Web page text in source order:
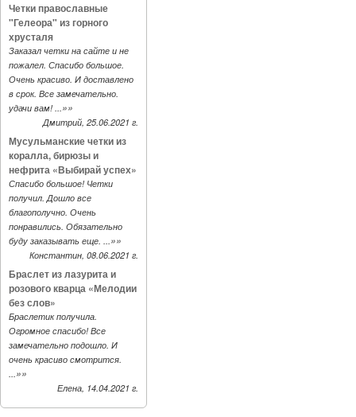
Четки православные
"Гелеора" из горного
хрусталя
Заказал четки на сайте и не
пожалел. Спасибо большое.
Очень красиво. И доставлено
в срок. Все замечательно.
удачи вам! ...»»
Дмитрий, 25.06.2021 г.
Мусульманские четки из
коралла, бирюзы и
нефрита «Выбирай успех»
Спасибо большое! Четки
получил. Дошло все
благополучно. Очень
понравились. Обязательно
буду заказывать еще. ...»»
Константин, 08.06.2021 г.
Браслет из лазурита и
розового кварца «Мелодии
без слов»
Браслетик получила.
Огромное спасибо! Все
замечательно подошло. И
очень красиво смотрится.
...»»
Елена, 14.04.2021 г.